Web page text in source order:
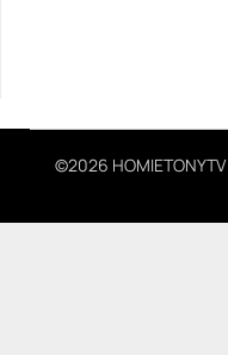
©2026 HOMIETONYTV